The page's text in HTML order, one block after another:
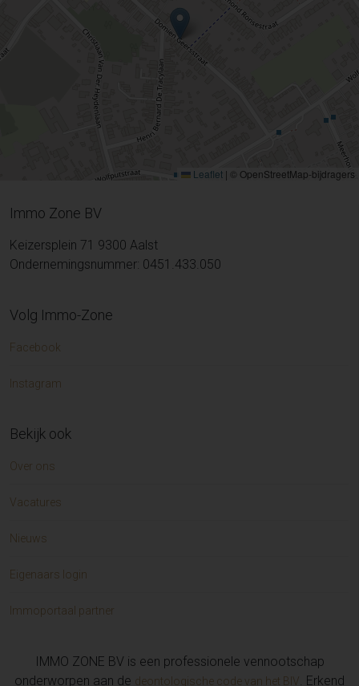
Leaflet | © OpenStreetMap-bijdragers
Immo Zone BV
Keizersplein 71 9300 Aalst
Ondernemingsnummer: 0451.433.050
Volg Immo-Zone
Facebook
Instagram
Bekijk ook
Over ons
Vacatures
Nieuws
Eigenaars login
Immoportaal partner
IMMO ZONE BV is een professionele vennootschap
onderworpen aan de deontologische code van het BIV . Erkend